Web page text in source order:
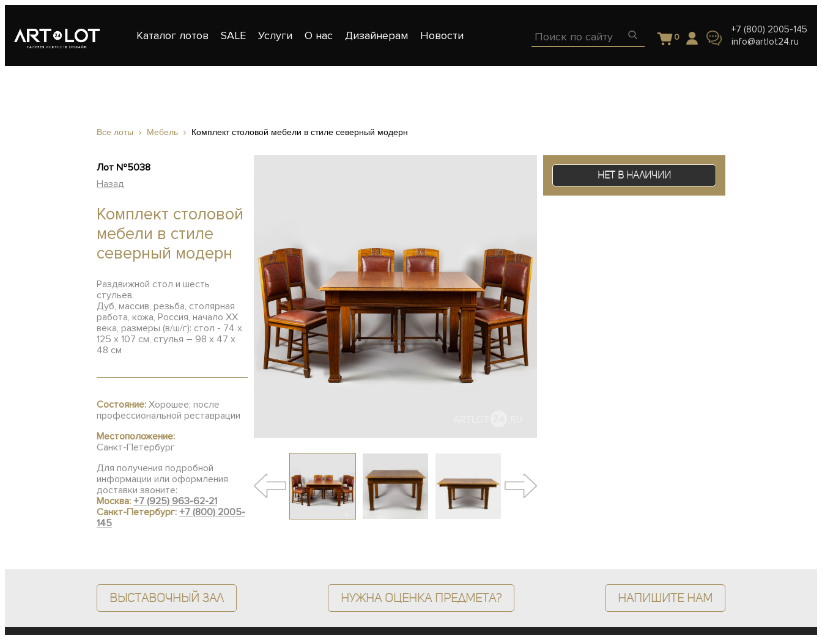
Каталог лотов SALE Услуги О нас Дизайнерам Новости 0
+7 (800) 2005-145
info@artlot24.ru
Все лоты Мебель Комплект столовой мебели в стиле северный модерн
Лот №5038
Назад
Комплект столовой
мебели в стиле
северный модерн
Раздвижной стол и шесть
стульев.
Дуб, массив, резьба, столярная
работа, кожа, Россия, начало ХХ
века, размеры (в/ш/г): стол - 74 х
125 х 107 см, стулья – 98 х 47 х
48 см
Состояние: Хорошее; после
профессиональной реставрации
Местоположение:
Санкт-Петербург
Для получения подробной
информации или оформления
доставки звоните:
Москва: +7 (925) 963-62-21
Санкт-Петербург: +7 (800) 2005-
145
Нет в наличии
Выставочный зал Нужна оценка предмета? Напишите нам